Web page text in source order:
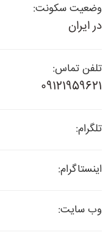
وضعیت سکونت:
در ایران
تلفن تماس:
09121959621
تلگرام:
اینستاگرام:
وب سایت: